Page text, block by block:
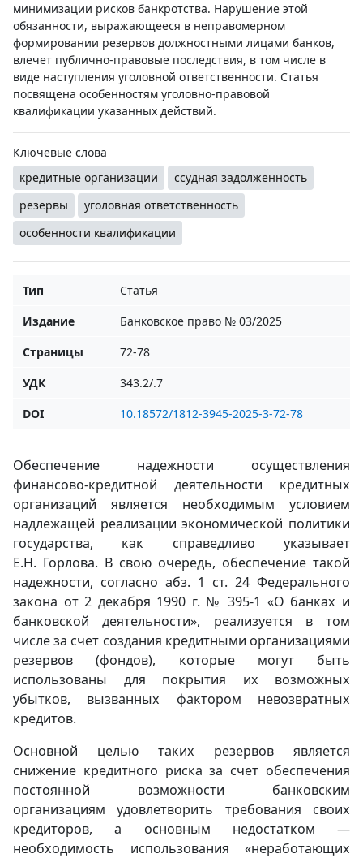
минимизации рисков банкротства. Нарушение этой
обязанности, выражающееся в неправомерном
формировании резервов должностными лицами банков,
влечет публично-правовые последствия, в том числе в
виде наступления уголовной ответственности. Статья
посвящена особенностям уголовно-правовой
квалификации указанных действий.
Ключевые слова
кредитные организации
ссудная задолженность
резервы
уголовная ответственность
особенности квалификации
Тип
Статья
Издание
Банковское право № 03/2025
Страницы
72-78
УДК
343.2/.7
DOI
10.18572/1812-3945-2025-3-72-78
Обеспечение надежности осуществления
финансово-кредитной деятельности кредитных
организаций является необходимым условием
надлежащей реализации экономической политики
государства, как справедливо указывает
Е.Н. Горлова. В свою очередь, обеспечение такой
надежности, согласно абз. 1 ст. 24 Федерального
закона от 2 декабря 1990 г. № 395-1 «О банках и
банковской деятельности», реализуется в том
числе за счет создания кредитными организациями
резервов (фондов), которые могут быть
использованы для покрытия их возможных
убытков, вызванных фактором невозвратных
кредитов.
Основной целью таких резервов является
снижение кредитного риска за счет обеспечения
постоянной возможности банковским
организациям удовлетворить требования своих
кредиторов, а основным недостатком —
необходимость использования «неработающих